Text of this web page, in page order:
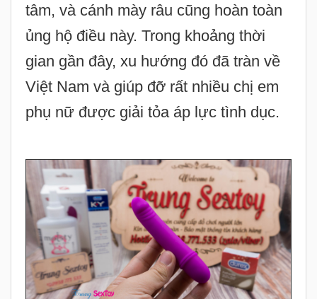
tâm, và cánh mày râu cũng hoàn toàn
ủng hộ điều này. Trong khoảng thời
gian gần đây, xu hướng đó đã tràn về
Việt Nam và giúp đỡ rất nhiều chị em
phụ nữ được giải tỏa áp lực tình dục.